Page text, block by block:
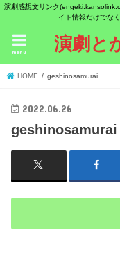
演劇感想文リンク
イト情報だけでな
演劇と
menu
HOME geshinosamurai
2022.06.26
geshinosamurai